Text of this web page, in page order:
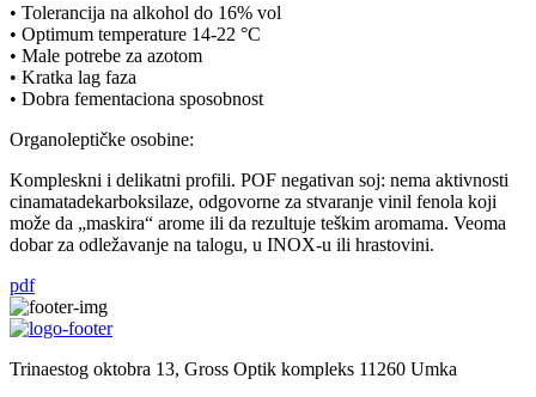
• Tolerancija na alkohol do 16% vol
• Optimum temperature 14-22 °C
• Male potrebe za azotom
• Kratka lag faza
• Dobra fementaciona sposobnost
Organoleptičke osobine:
Kompleskni i delikatni profili. POF negativan soj: nema aktivnosti
cinamatadekarboksilaze, odgovorne za stvaranje vinil fenola koji
može da „maskira“ arome ili da rezultuje teškim aromama. Veoma
dobar za odležavanje na talogu, u INOX-u ili hrastovini.
pdf
Trinaestog oktobra 13, Gross Optik kompleks 11260 Umka